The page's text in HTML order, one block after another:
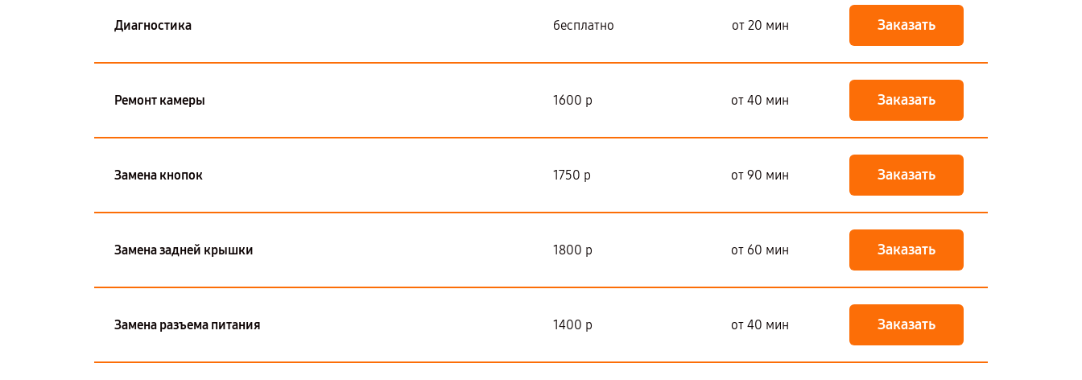
Диагностика бесплатно от 20 мин Заказать
Ремонт камеры 1600 р от 40 мин Заказать
Замена кнопок 1750 р от 90 мин Заказать
Замена задней крышки 1800 р от 60 мин Заказать
Замена разъема питания 1400 р от 40 мин Заказать